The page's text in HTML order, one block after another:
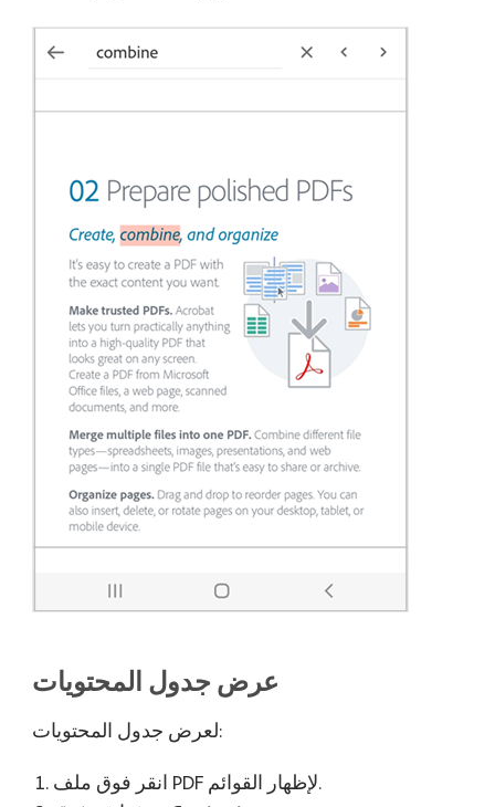
عرض جدول المحتويات
لعرض جدول المحتويات:
انقر فوق ملف PDF لإظهار القوائم.